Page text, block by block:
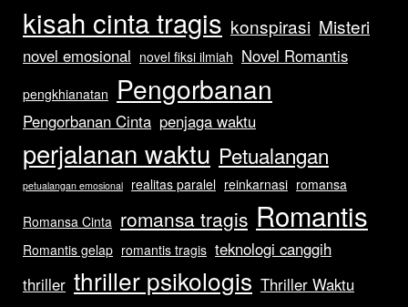
kisah cinta tragis konspirasi Misteri
novel emosional novel fiksi ilmiah Novel Romantis
pengkhianatan Pengorbanan
Pengorbanan Cinta penjaga waktu
perjalanan waktu Petualangan
petualangan emosional realitas paralel reinkarnasi romansa
Romansa Cinta romansa tragis Romantis
Romantis gelap romantis tragis teknologi canggih
thriller thriller psikologis Thriller Waktu